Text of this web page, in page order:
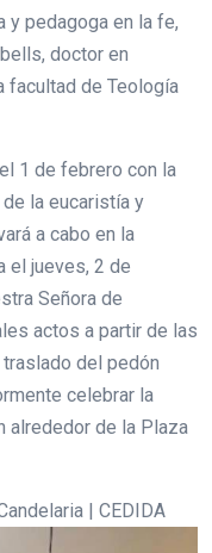
y pedagoga en la fe,
doctor en
facultad de Teología
1 de febrero con la
la eucaristía y
a cabo en la
el jueves, 2 de
Señora de
actos a partir de las
del pedón
celebrar la
alrededor de la Plaza
| CEDIDA